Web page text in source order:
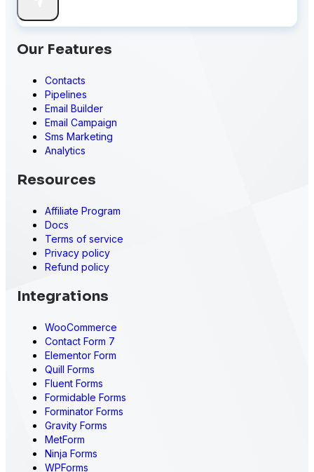
Our Features
Contacts
Pipelines
Email Builder
Email Campaign
Sms Marketing
Analytics
Resources
Affiliate Program
Docs
Terms of service
Privacy policy
Refund policy
Integrations
WooCommerce
Contact Form 7
Elementor Form
Quill Forms
Fluent Forms
Formidable Forms
Forminator Forms
Gravity Forms
MetForm
Ninja Forms
WPForms